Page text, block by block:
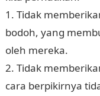
1. Tidak
bodoh, yang
oleh mereka.
2. Tidak
cara berpikirnya